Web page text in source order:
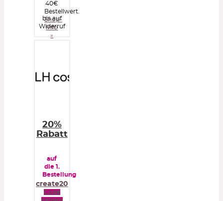
40€
Bestellwert.
Shop-
Info
»
bis auf
Widerruf
20%
Rabatt
auf
die 1.
Bestellung
create20
Code